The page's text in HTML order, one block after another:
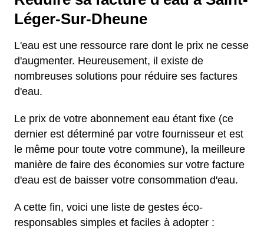
Léger-Sur-Dheune
L'eau est une ressource rare dont le prix ne cesse
d'augmenter. Heureusement, il existe de
nombreuses solutions pour réduire ses factures
d'eau.
Le prix de votre abonnement eau étant fixe (ce
dernier est déterminé par votre fournisseur et est
le même pour toute votre commune), la meilleure
manière de faire des économies sur votre facture
d'eau est de baisser votre consommation d'eau.
A cette fin, voici une liste de gestes éco-
responsables simples et faciles à adopter :